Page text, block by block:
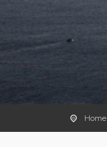
Home